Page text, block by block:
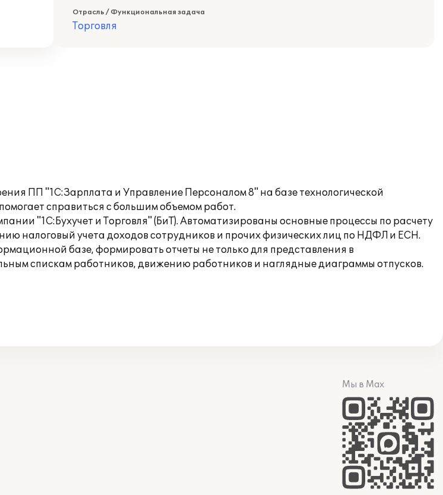
Отрасль / Функциональная задача
Торговля
ПП "1С:Зарплата и Управление Персоналом 8" на базе технологической
справиться с большим объемом работ.
"1С:Бухучет и Торговля" (БиТ). Автоматизированы основные процессы по расчету
налоговый учета доходов сотрудников и прочих физических лиц по НДФЛ и ЕСН.
базе, формировать отчеты не только для представления в
спискам работников, движению работников и наглядные диаграммы отпусков.
Мы в Max